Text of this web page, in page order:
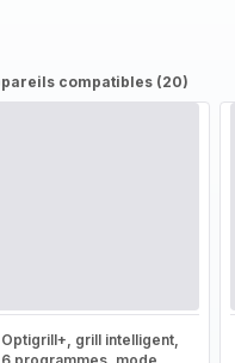
compatibles (20)
Optigrill+, grill intelligent,